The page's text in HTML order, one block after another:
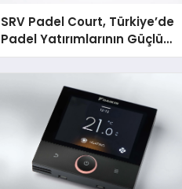
SRV Padel Court, Türkiye’de
Padel Yatırımlarının Güçlü
Markası Olmayı Sürdürüyor